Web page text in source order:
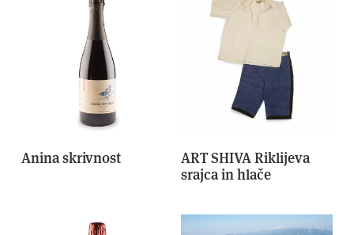
Anina skrivnost
ART SHIVA Riklijeva
srajca in hlače